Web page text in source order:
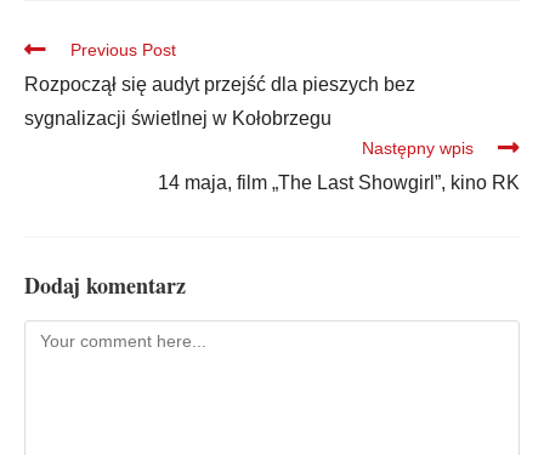
Previous Post
Rozpoczął się audyt przejść dla pieszych bez
sygnalizacji świetlnej w Kołobrzegu
Następny wpis
14 maja, film „The Last Showgirl”, kino RK
Dodaj komentarz